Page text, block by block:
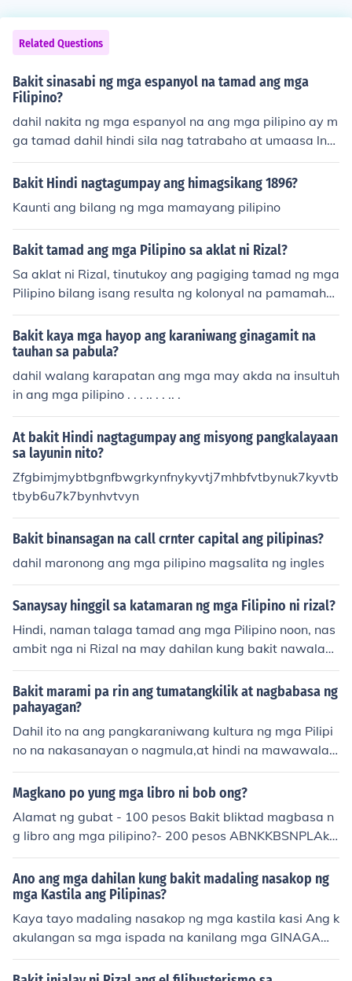
Related Questions
Bakit sinasabi ng mga espanyol na tamad ang mga
Filipino?
dahil nakita ng mga espanyol na ang mga pilipino ay m
ga tamad dahil hindi sila nag tatrabaho at umaasa lng
sila
Bakit Hindi nagtagumpay ang himagsikang 1896?
Kaunti ang bilang ng mga mamayang pilipino
Bakit tamad ang mga Pilipino sa aklat ni Rizal?
Sa aklat ni Rizal, tinutukoy ang pagiging tamad ng mga
Pilipino bilang isang resulta ng kolonyal na pamamahal
a at sistemang pang-ekonomiya na nagpapahirap sa k
anila. Ang hindi pag-uunlad ng kanilang edukasyon at k
akayahan ay nagdulot ng isang kaisipan na mas pinipili
na lamang ang maghintay sa tulong ng iba kaysa mag
sikap. Gayunpaman, mahalaga ring isaalang-alang na
ang ganitong pagtingin ay maaaring resulta ng hindi p
lipino noong panahon iyon.
Bakit kaya mga hayop ang karaniwang ginagamit na
tauhan sa pabula?
dahil walang karapatan ang mga may akda na insultuh
in ang mga pilipino . . . .. . . .. .
At bakit Hindi nagtagumpay ang misyong pangkalayaan
sa layunin nito?
Zfgbimjmybtbgnfbwgrkynfnykyvtj7mhbfvtbynuk7kyvtb
tbyb6u7k7bynhvtvyn
Bakit binansagan na call crnter capital ang pilipinas?
dahil maronong ang mga pilipino magsalita ng ingles
Sanaysay hinggil sa katamaran ng mga Filipino ni rizal?
Hindi, naman talaga tamad ang mga Pilipino noon, nas
ambit nga ni Rizal na may dahilan kung bakit nawalan
nang gana mag trabaho ang mga Pilipino noong panah
on nang Kastila. At bago pa man, ginawa ng Kastila no
on sa atin bayan, ito ay masagana lahat nang tao ay n
agtatrabaho para may makain sa pamilya ito ang mga
rason noon na nasambit ni Rizal kung bakit naging tam
ad ang mga Pilipino: Dahil sa pang aalipusta nang mga
ga lupain nang Pilipino na pang agrikultura nang mga P
rayleng Kastila kaya naman. Nawalan na itong gana m
agtanim, Dahil pag nagtanim sila doon ay kailangan pa
nila magbayd nang buwis. Isipin niyo nalang ang lupain
niyo na matagl niyo na nang pag aari at nasa inang ba
yan mo pa nakatayo ay makukuha nang ibang dugo na
Hindi naman nila bayan o pag aari. at kailangan pa sila
ng byaran.
Bakit marami pa rin ang tumatangkilik at nagbabasa ng
pahayagan?
Dahil ito na ang pangkaraniwang kultura ng mga Pilipi
no na nakasanayan o nagmula,at hindi na mawawala
ang pagtangkilik ng mga Pilipino sa kulturang ito.
Magkano po yung mga libro ni bob ong?
Alamat ng gubat - 100 pesos Bakit bliktad magbasa n
g libro ang mga pilipino?- 200 pesos ABNKKBSNPLAk
o?- 150 pesos
Ano ang mga dahilan kung bakit madaling nasakop ng
mga Kastila ang Pilipinas?
Kaya tayo madaling nasakop ng mga kastila kasi Ang k
akulangan sa mga ispada na kanilang mga GINAGAMI
T sa panglaban.